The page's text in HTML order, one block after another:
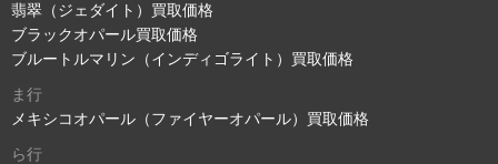
翡翠（ジェダイト）買取価格
ブラックオパール買取価格
ブルートルマリン（インディゴライト）買取価格
ま行
メキシコオパール（ファイヤーオパール）買取価格
ら行